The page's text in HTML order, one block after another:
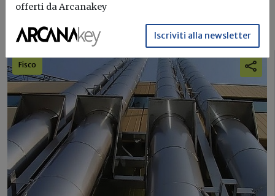
I più letti sull'argomento
Fisco
offerti da Arcanakey
Iscriviti alla newsletter